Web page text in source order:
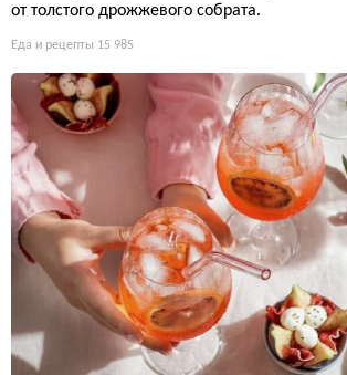
от толстого дрожжевого собрата.
Еда и рецепты 15 985